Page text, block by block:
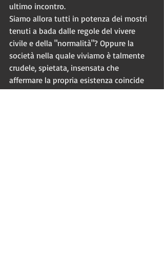
ultimo incontro.
Siamo allora tutti in potenza dei mostri
tenuti a bada dalle regole del vivere
civile e della "normalità"? Oppure la
società nella quale viviamo è talmente
crudele, spietata, insensata che
affermare la propria esistenza coincide
solo con la violenza, in una lotta per la